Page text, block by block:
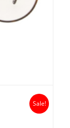
Sale!